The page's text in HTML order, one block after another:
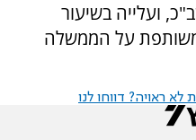
ועלייה בשיעור
משותפת על הממשלה
ראויה? דווחו לנו